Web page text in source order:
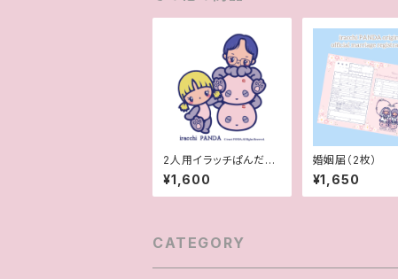
2人用イラッチぱんだ風
似顔絵
¥1,600
婚姻届（2枚）
¥1,650
CATEGORY